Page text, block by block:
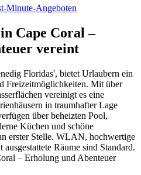
Minute-Angeboten
Cape Coral –
vereint
Floridas', bietet Urlaubern ein
Freizeitmöglichkeiten. Mit über
vereinigt es eine
in traumhafter Lage
über beheizten Pool,
Küchen und schöne
erster Stelle. WLAN, hochwertige
Räume sind Standard.